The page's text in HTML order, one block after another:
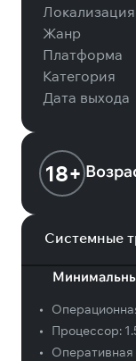
Локализация
Жанр
Платформа
Категория
Дата выхода
18+
Системные
•
•
Процессор:
•
Оперативная